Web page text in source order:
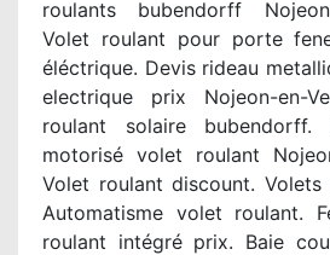
roulants bubendorff
Volet roulant pour porte
éléctrique. Devis rideau
electrique prix Nojeon-en-
roulant solaire
motorisé volet roulant
Volet roulant discount. Volets
Automatisme volet roulant.
roulant intégré prix. Baie